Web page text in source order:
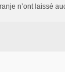
n’ont laissé